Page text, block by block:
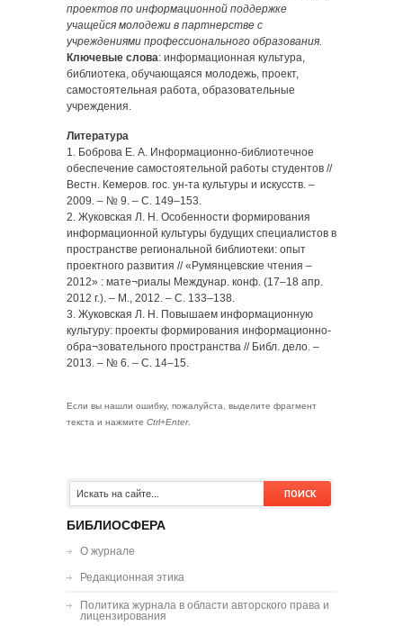
проектов по информационной поддержке
учащейся молодежи в партнерстве с
учреждениями профессионального образования.
Ключевые слова: информационная культура,
библиотека, обучающаяся молодежь, проект,
самостоятельная работа, образовательные
учреждения.
Литература
1. Боброва Е. А. Информационно-библиотечное
обеспечение самостоятельной работы студентов //
Вестн. Кемеров. гос. ун-та культуры и искусств. –
2009. – № 9. – С. 149–153.
2. Жуковская Л. Н. Особенности формирования
информационной культуры будущих специалистов в
пространстве региональной библиотеки: опыт
проектного развития // «Румянцевские чтения –
2012» : мате¬риалы Междунар. конф. (17–18 апр.
2012 г.). – М., 2012. – С. 133–138.
3. Жуковская Л. Н. Повышаем информационную
культуру: проекты формирования информационно-
обра¬зовательного пространства // Библ. дело. –
2013. – № 6. – С. 14–15.
Если вы нашли ошибку, пожалуйста, выделите фрагмент
текста и нажмите Ctrl+Enter.
БИБЛИОСФЕРА
О журнале
Редакционная этика
Политика журнала в области авторского права и
лицензирования